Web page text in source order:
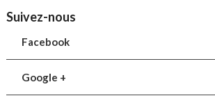
Suivez-nous
Facebook
Google +